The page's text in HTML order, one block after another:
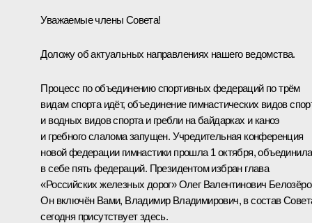
Уважаемые члены Совета!
Доложу об актуальных направлениях нашего ведомства.
Процесс по объединению спортивных федераций по трём
видам спорта идёт, объединение гимнастических видов
и водных видов спорта и гребли на байдарках и каноэ
и гребного слалома запущен. Учредительная конференция
новой федерации гимнастики прошла 1 октября, объединила
в себе пять федераций. Президентом избран глава
«Российских железных дорог» Олег Валентинович
Он включён Вами, Владимир Владимирович, в состав
сегодня присутствует здесь.